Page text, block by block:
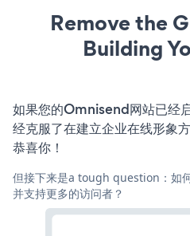
Remove the
Building
如果您的Omnisend网站已经
经克服了在建立企业在线形象
恭喜你！
但接下来是a tough question：如
并支持更多的访问者？